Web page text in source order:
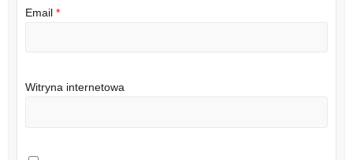
Email *
Witryna internetowa